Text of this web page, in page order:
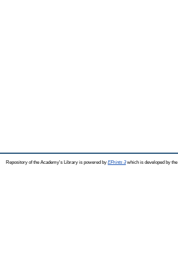
Repository of the Academy's Library is powered by EPrints 3which is developed by the